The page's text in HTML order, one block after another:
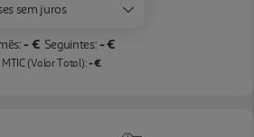
sem juros
- € Seguintes:- €
MTIC (Valor Total):- €